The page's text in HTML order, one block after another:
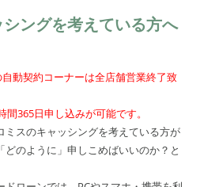
ングを考えている方へ
動契約コーナーは全店舗営業終了致
365日申し込みが可能です。
スのキャッシングを考えている方が
のように」申しこめばいいのか？と